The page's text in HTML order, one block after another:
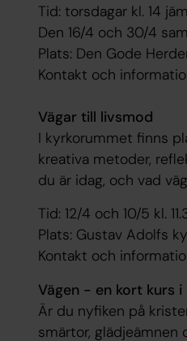
Tid: torsdagar kl. 14
Den 16/4 och 30/4
Plats: Den Gode
Kontakt och
Vägar till livsmod
I kyrkorummet finns
kreativa metoder,
du är idag, och vad
Tid: 12/4 och 10/5 kl.
Plats: Gustav Adolfs
Kontakt och
Vägen - en kort kurs
Är du nyfiken på
smärtor, glädjeämnen